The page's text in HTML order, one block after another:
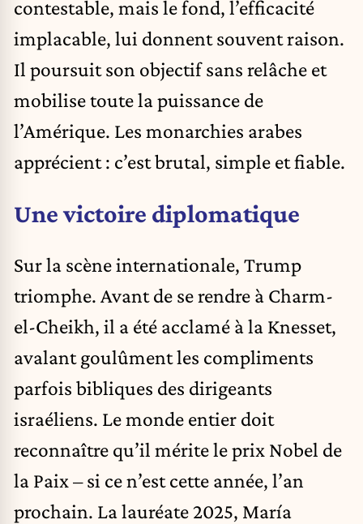
contestable, mais le fond, l’efficacité
implacable, lui donnent souvent raison.
Il poursuit son objectif sans relâche et
mobilise toute la puissance de
l’Amérique. Les monarchies arabes
apprécient : c’est brutal, simple et fiable.
Une victoire diplomatique
Sur la scène internationale, Trump
triomphe. Avant de se rendre à Charm-
el-Cheikh, il a été acclamé à la Knesset,
avalant goulûment les compliments
parfois bibliques des dirigeants
israéliens. Le monde entier doit
reconnaître qu’il mérite le prix Nobel de
la Paix – si ce n’est cette année, l’an
prochain. La lauréate 2025, María